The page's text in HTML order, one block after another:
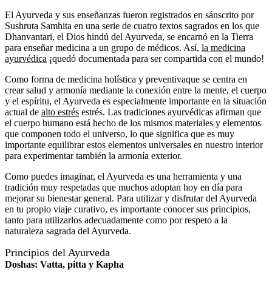
El Ayurveda y sus enseñanzas fueron registrados en sánscrito por
Sushruta Samhita en una serie de cuatro textos sagrados en los que
Dhanvantari, el Dios hindú del Ayurveda, se encarnó en la Tierra
para enseñar medicina a un grupo de médicos. Así, la medicina
ayurvédica ¡quedó documentada para ser compartida con el mundo!
Como forma de medicina holística y preventivaque se centra en
crear salud y armonía mediante la conexión entre la mente, el cuerpo
y el espíritu, el Ayurveda es especialmente importante en la situación
actual de alto estrés estrés. Las tradiciones ayurvédicas afirman que
el cuerpo humano está hecho de los mismos materiales y elementos
que componen todo el universo, lo que significa que es muy
importante equilibrar estos elementos universales en nuestro interior
para experimentar también la armonía exterior.
Como puedes imaginar, el Ayurveda es una herramienta y una
tradición muy respetadas que muchos adoptan hoy en día para
mejorar su bienestar general. Para utilizar y disfrutar del Ayurveda
en tu propio viaje curativo, es importante conocer sus principios,
tanto para utilizarlos adecuadamente como por respeto a la
naturaleza sagrada del Ayurveda.
Principios del Ayurveda
Doshas: Vatta, pitta y Kapha